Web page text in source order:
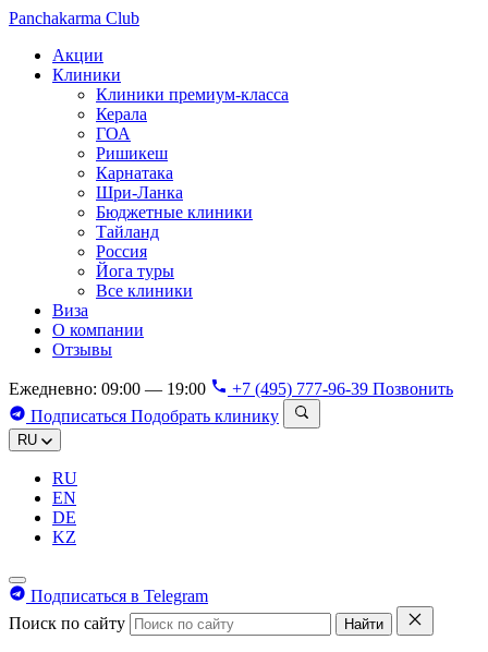
Panchakarma Club
Акции
Клиники
Клиники премиум-класса
Керала
ГОА
Ришикеш
Карнатака
Шри-Ланка
Бюджетные клиники
Тайланд
Россия
Йога туры
Все клиники
Виза
О компании
Отзывы
Ежедневно: 09:00 — 19:00 +7 (495) 777-96-39 Позвонить
Подписаться Подобрать клинику
RU
RU
EN
DE
KZ
Подписаться в Telegram
Поиск по сайту
Найти